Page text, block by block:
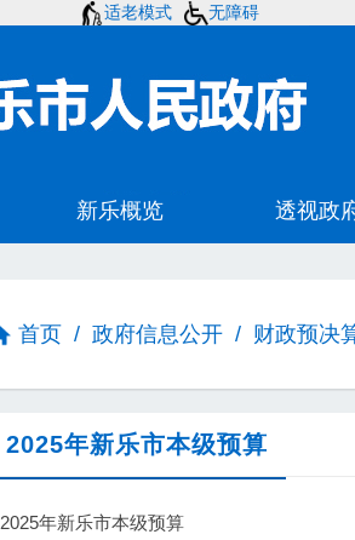
适老模式 无障碍
首页 / 政府信息公开 / 财政预决
2025年新乐市本级预算
2025年新乐市本级预算